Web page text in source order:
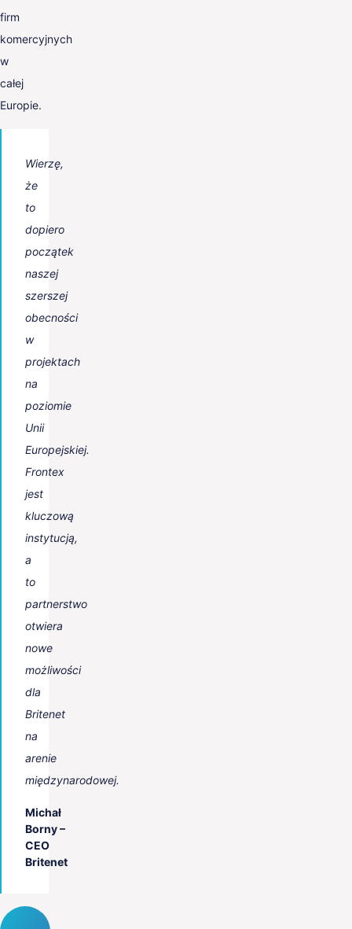
firm
komercyjnych
w
całej
Europie.
Wierzę,
że
to
dopiero
początek
naszej
szerszej
obecności
w
projektach
na
poziomie
Unii
Europejskiej.
Frontex
jest
kluczową
instytucją,
a
to
partnerstwo
otwiera
nowe
możliwości
dla
Britenet
na
arenie
międzynarodowej.
Michał
Borny –
CEO
Britenet